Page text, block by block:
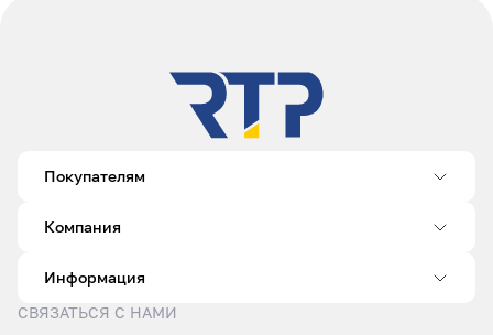
Покупателям
Компания
Информация
СВЯЗАТЬСЯ С НАМИ